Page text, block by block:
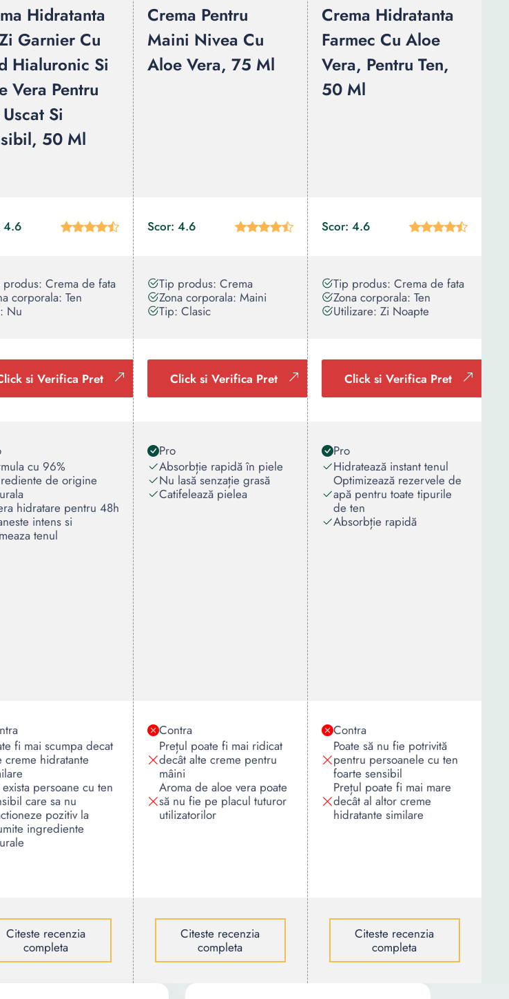
Hidratanta
Garnier Cu
Hialuronic Si
Vera Pentru
Si
50 Ml
4.6
produs: Crema de fata
corporala: Ten
Nu
si Verifica Pret
cu 96%
de origine
hidratare pentru 48h
intens si
tenul
fi mai scumpa decat
creme hidratante
exista persoane cu ten
care sa nu
pozitiv la
ingrediente
Citeste recenzia
completa
Crema Pentru
Maini Nivea Cu
Aloe Vera, 75 Ml
Scor: 4.6
Tip produs: Crema
Zona corporala: Maini
Tip: Clasic
Click si Verifica Pret
Pro
Absorbție rapidă în piele
Nu lasă senzație grasă
Catifelează pielea
Contra
Prețul poate fi mai ridicat
decât alte creme pentru
mâini
Aroma de aloe vera poate
să nu fie pe placul tuturor
utilizatorilor
Citeste recenzia
completa
Crema Hidratanta
Farmec Cu Aloe
Vera, Pentru Ten,
50 Ml
Scor: 4.6
Tip produs: Crema de fata
Zona corporala: Ten
Utilizare: Zi Noapte
Click si Verifica Pret
Pro
Hidratează instant tenul
Optimizează rezervele de
apă pentru toate tipurile
de ten
Absorbție rapidă
Contra
Poate să nu fie potrivită
pentru persoanele cu ten
foarte sensibil
Prețul poate fi mai mare
decât al altor creme
hidratante similare
Citeste recenzia
completa